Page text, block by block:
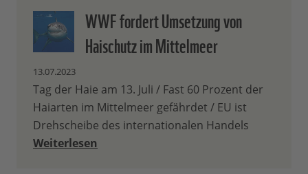
WWF fordert Umsetzung von
Haischutz im Mittelmeer
13.07.2023
Tag der Haie am 13. Juli / Fast 60 Prozent der
Haiarten im Mittelmeer gefährdet / EU ist
Drehscheibe des internationalen Handels
Weiterlesen